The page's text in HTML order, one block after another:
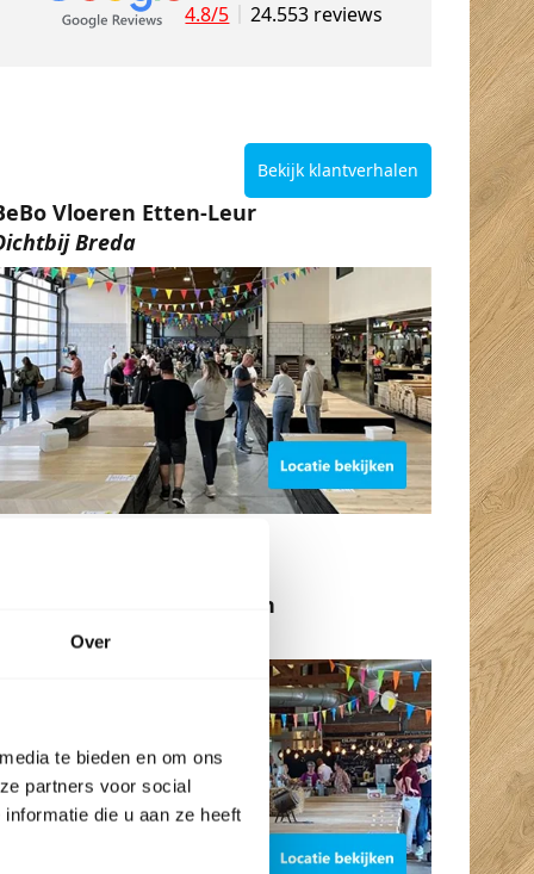
Over
te bieden en om ons
partners voor social
die u aan ze heeft
4.8/5 24.553 reviews
Bekijk klantverhalen
Vloeren Etten-Leur
Breda
BeBo Vloeren Vriezenveen
Dichtbij Almelo